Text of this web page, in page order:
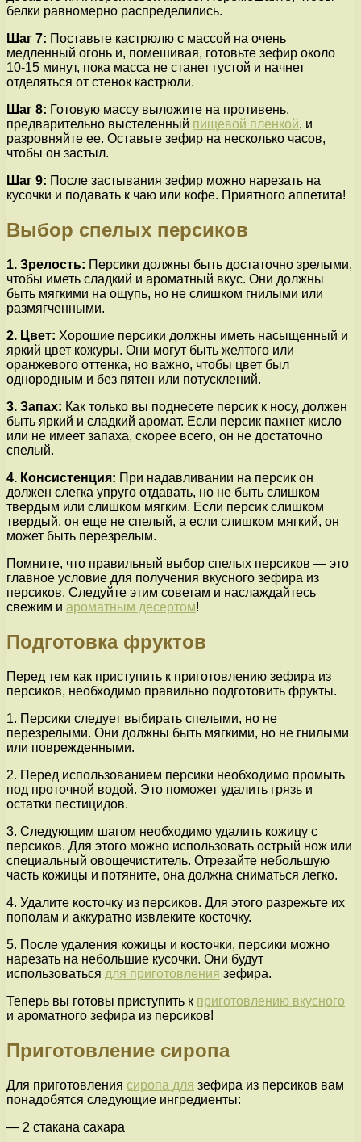
белки равномерно распределились.
Шаг 7: Поставьте кастрюлю с массой на очень
медленный огонь и, помешивая, готовьте зефир около
10-15 минут, пока масса не станет густой и начнет
отделяться от стенок кастрюли.
Шаг 8: Готовую массу выложите на противень,
предварительно выстеленный пищевой пленкой, и
разровняйте ее. Оставьте зефир на несколько часов,
чтобы он застыл.
Шаг 9: После застывания зефир можно нарезать на
кусочки и подавать к чаю или кофе. Приятного аппетита!
Выбор спелых персиков
1. Зрелость: Персики должны быть достаточно зрелыми,
чтобы иметь сладкий и ароматный вкус. Они должны
быть мягкими на ощупь, но не слишком гнилыми или
размягченными.
2. Цвет: Хорошие персики должны иметь насыщенный и
яркий цвет кожуры. Они могут быть желтого или
оранжевого оттенка, но важно, чтобы цвет был
однородным и без пятен или потусклений.
3. Запах: Как только вы поднесете персик к носу, должен
быть яркий и сладкий аромат. Если персик пахнет кисло
или не имеет запаха, скорее всего, он не достаточно
спелый.
4. Консистенция: При надавливании на персик он
должен слегка упруго отдавать, но не быть слишком
твердым или слишком мягким. Если персик слишком
твердый, он еще не спелый, а если слишком мягкий, он
может быть перезрелым.
Помните, что правильный выбор спелых персиков — это
главное условие для получения вкусного зефира из
персиков. Следуйте этим советам и наслаждайтесь
свежим и ароматным десертом!
Подготовка фруктов
Перед тем как приступить к приготовлению зефира из
персиков, необходимо правильно подготовить фрукты.
1. Персики следует выбирать спелыми, но не
перезрелыми. Они должны быть мягкими, но не гнилыми
или поврежденными.
2. Перед использованием персики необходимо промыть
под проточной водой. Это поможет удалить грязь и
остатки пестицидов.
3. Следующим шагом необходимо удалить кожицу с
персиков. Для этого можно использовать острый нож или
специальный овощечиститель. Отрезайте небольшую
часть кожицы и потяните, она должна сниматься легко.
4. Удалите косточку из персиков. Для этого разрежьте их
пополам и аккуратно извлеките косточку.
5. После удаления кожицы и косточки, персики можно
нарезать на небольшие кусочки. Они будут
использоваться для приготовления зефира.
Теперь вы готовы приступить к приготовлению вкусного
и ароматного зефира из персиков!
Приготовление сиропа
Для приготовления сиропа для зефира из персиков вам
понадобятся следующие ингредиенты:
— 2 стакана сахара